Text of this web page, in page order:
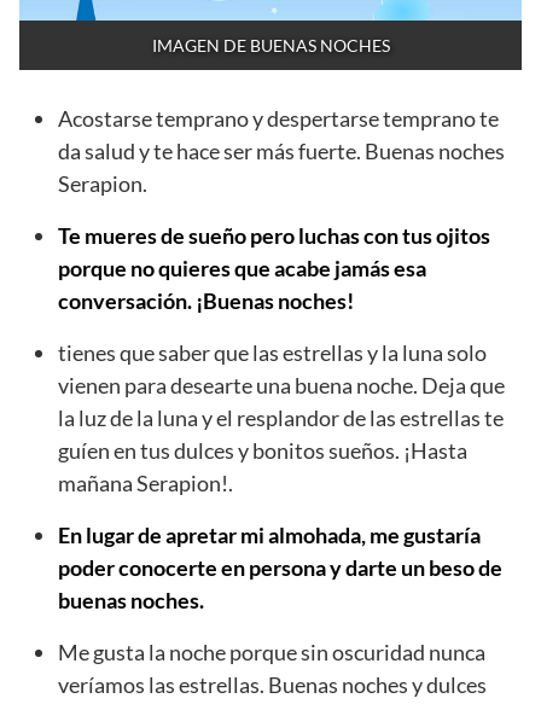
IMAGEN DE BUENAS NOCHES
Acostarse temprano y despertarse temprano te
da salud y te hace ser más fuerte. Buenas noches
Serapion.
Te mueres de sueño pero luchas con tus ojitos
porque no quieres que acabe jamás esa
conversación. ¡Buenas noches!
tienes que saber que las estrellas y la luna solo
vienen para desearte una buena noche. Deja que
la luz de la luna y el resplandor de las estrellas te
guíen en tus dulces y bonitos sueños. ¡Hasta
mañana Serapion!.
En lugar de apretar mi almohada, me gustaría
poder conocerte en persona y darte un beso de
buenas noches.
Me gusta la noche porque sin oscuridad nunca
veríamos las estrellas. Buenas noches y dulces